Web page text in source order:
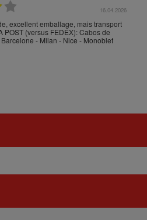
16.04.2026
excellent emballage, mais transport
POST (versus FEDEX): Cabos de
- Milan - Nice - Monoblet